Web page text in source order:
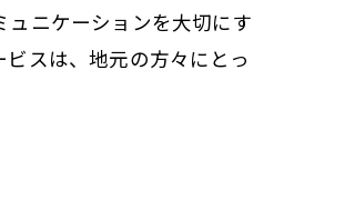
ニケーションを大切にす
スは、地元の方々にとっ